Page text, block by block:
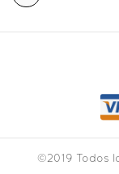
©2019 Todos